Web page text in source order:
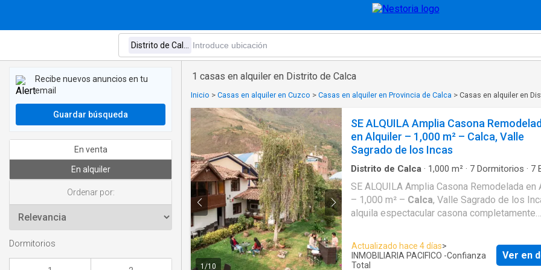
1 casas en alquiler en Distrito de Calca
Inicio > Casas en alquiler en Cuzco > Casas en alquiler en Provincia de Calca > Casas en alquiler en
1 /10
SE ALQUILA Amplia Casona
en Alquiler – 1,000 m² – Calca, Valle
Sagrado de los Incas
Distrito de Calca · 1,000 m² · 7 Dormitorios · 7
SE ALQUILA Amplia Casona Remodelada en
– 1,000 m² – Calca, Valle Sagrado de los Incas
alquila espectacular casona completamente
en una de las zonas con mayor crecimiento
y comercial del Valle Sagrado de los Incas. Por su
Actualizado hace 4 días>
INMOBILIARIA PACIFICO -Confianza
Total
Ver en
Recibe nuevos anuncios en tu
email
Guardar búsqueda
En venta
En alquiler
Ordenar por:
Dormitorios